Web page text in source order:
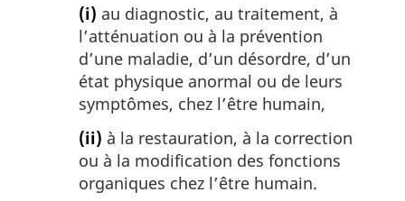
(i) au diagnostic, au traitement, à
l’atténuation ou à la prévention
d’une maladie, d’un désordre, d’un
état physique anormal ou de leurs
symptômes, chez l’être humain,
(ii) à la restauration, à la correction
ou à la modification des fonctions
organiques chez l’être humain.